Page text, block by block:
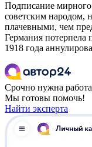
Подписание мирного
советским народом,
плачевными, чем
Германия потерпела
1918 года
Срочно нужна
Мы готовы помочь!
Найти эксперта